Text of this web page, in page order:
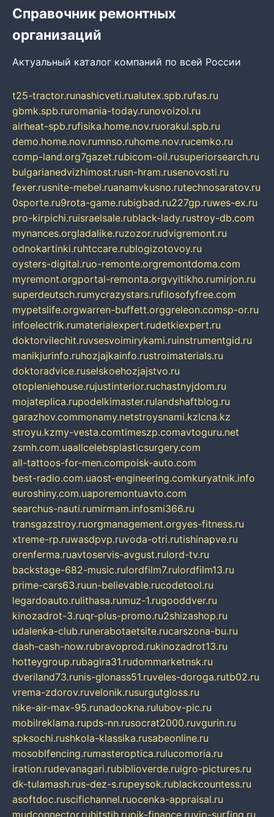
Справочник ремонтных
организаций
Актуальный каталог компаний по всей России
t25-tractor.runashicveti.rualutex.spb.rufas.ru
gbmk.spb.ruromania-today.runovoizol.ru
airheat-spb.rufisika.home.nov.ruorakul.spb.ru
demo.home.nov.rumnso.ruhome.nov.rucemko.ru
comp-land.org7gazet.rubicom-oil.rusuperiorsearch.ru
bulgarianedvizhimost.rusn-hram.rusenovosti.ru
fexer.rusnite-mebel.ruanamvkusno.rutechnosaratov.ru
0sporte.ru9rota-game.rubigbad.ru227gp.ruwes-ex.ru
pro-kirpichi.ruisraelsale.rublack-lady.rustroy-db.com
mynances.orgladalike.ruzozor.rudvigremont.ru
odnokartinki.ruhtccare.rublogizotovoy.ru
oysters-digital.ruo-remonte.orgremontdoma.com
myremont.orgportal-remonta.orgvyitikho.rumirjon.ru
superdeutsch.rumycrazystars.rufilosofyfree.com
mypetslife.orgwarren-buffett.orggreleon.comsp-or.ru
infoelectrik.rumaterialexpert.rudetkiexpert.ru
doktorvilechit.ruvsesvoimirykami.ruinstrumentgid.ru
manikjurinfo.ruhozjajkainfo.rustroimaterials.ru
doktoradvice.ruselskoehozjajstvo.ru
otopleniehouse.rujustinterior.ruchastnyjdom.ru
mojateplica.rupodelkimaster.rulandshaftblog.ru
garazhov.commonamy.netstroysnami.kzlcna.kz
stroyu.kzmy-vesta.comtimeszp.comavtoguru.net
zsmh.com.uaallcelebsplasticsurgery.com
all-tattoos-for-men.compoisk-auto.com
best-radio.com.uaost-engineering.comkuryatnik.info
euroshiny.com.uaporemontuavto.com
searchus-nauti.rumirmam.infosmi366.ru
transgazstroy.ruorgmanagement.orgyes-fitness.ru
xtreme-rp.ruwasdpvp.ruvoda-otri.rutishinapve.ru
orenferma.ruavtoservis-avgust.rulord-tv.ru
backstage-682-music.rulordfilm7.rulordfilm13.ru
prime-cars63.ruun-believable.rucodetool.ru
legardoauto.rulithasa.rumuz-1.rugooddver.ru
kinozadrot-3.ruqr-plus-promo.ru2shizashop.ru
udalenka-club.runerabotaetsite.rucarszona-bu.ru
dash-cash-now.rubravoprod.rukinozadrot13.ru
hotteygroup.rubagira31.rudommarketnsk.ru
dveriland73.runis-glonass51.ruveles-doroga.rutb02.ru
vrema-zdorov.ruvelonik.rusurgutgloss.ru
nike-air-max-95.runadookna.rulubov-pic.ru
mobilreklama.rupds-nn.rusocrat2000.ruvgurin.ru
spksochi.rushkola-klassika.rusabeonline.ru
mosoblfencing.rumasteroptica.rulucomoria.ru
iration.rudevanagari.rubiblioverde.ruigro-pictures.ru
dk-tulamash.rus-dez-s.rupeysok.rublackcountess.ru
asoftdoc.ruscifichannel.ruocenka-appraisal.ru
mudconnector.ruhitstih.rupik-finance.ruvip-surfing.ru